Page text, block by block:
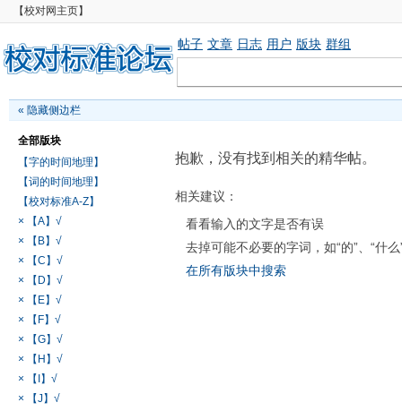
【校对网主页】
帖子 文章 日志 用户 版块 群组
« 隐藏侧边栏
全部版块
【字的时间地理】
【词的时间地理】
【校对标准A-Z】
× 【A】√
× 【B】√
× 【C】√
× 【D】√
× 【E】√
× 【F】√
× 【G】√
× 【H】√
× 【I】√
× 【J】√
抱歉，没有找到相关的精华帖。
相关建议：
看看输入的文字是否有误
去掉可能不必要的字词，如“的”、“什么
在所有版块中搜索